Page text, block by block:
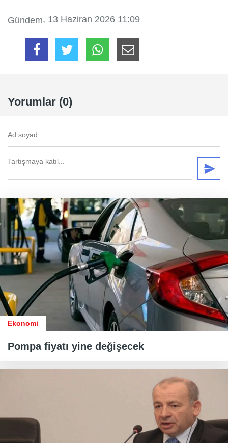
Gündem, 13 Haziran 2026 11:09
Yorumlar (0)
Ekonomi
Pompa fiyatı yine değişecek